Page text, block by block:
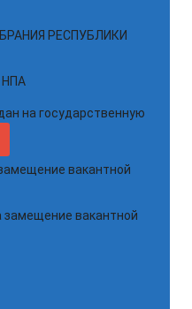
РЕСПУБЛИКИ
на государственную
вакантной
замещение вакантной